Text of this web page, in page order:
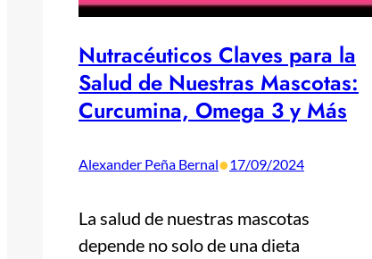
Nutracéuticos Claves para la
Salud de Nuestras Mascotas:
Curcumina, Omega 3 y Más
Alexander Peña Bernal•17/09/2024
La salud de nuestras mascotas
depende no solo de una dieta